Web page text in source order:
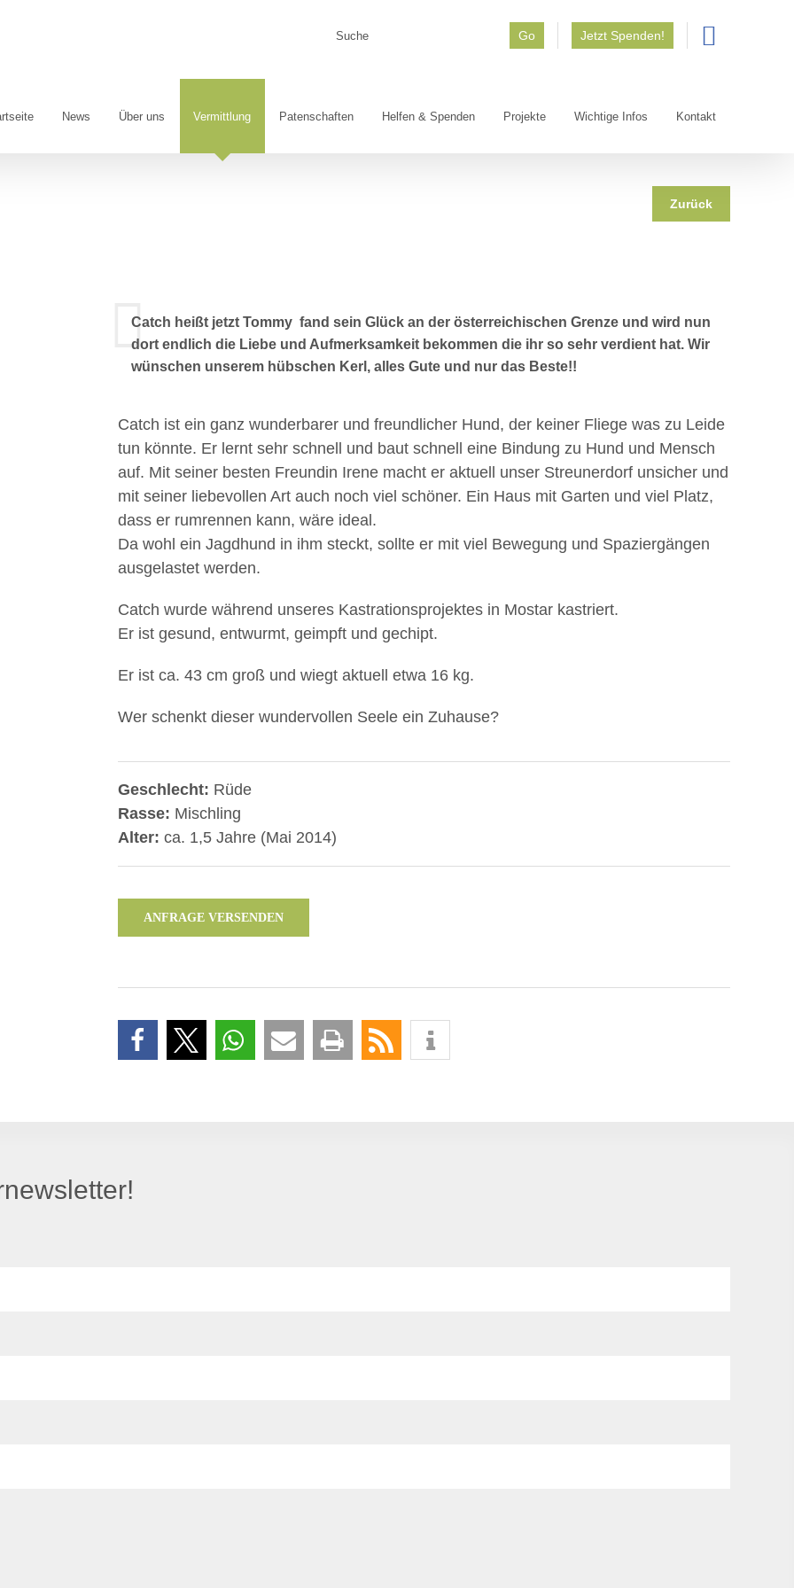
Go Jetzt Spenden!
News Über uns Vermittlung Patenschaften Helfen & Spenden Projekte Wichtige Infos Kontakt
Zurück
Catch heißt jetzt Tommy fand sein Glück an der österreichischen Grenze und wird nun
dort endlich die Liebe und Aufmerksamkeit bekommen die ihr so sehr verdient hat. Wir
wünschen unserem hübschen Kerl, alles Gute und nur das Beste!!
Catch ist ein ganz wunderbarer und freundlicher Hund, der keiner Fliege was zu Leide
tun könnte. Er lernt sehr schnell und baut schnell eine Bindung zu Hund und Mensch
auf. Mit seiner besten Freundin Irene macht er aktuell unser Streunerdorf unsicher und
mit seiner liebevollen Art auch noch viel schöner. Ein Haus mit Garten und viel Platz,
dass er rumrennen kann, wäre ideal.
Da wohl ein Jagdhund in ihm steckt, sollte er mit viel Bewegung und Spaziergängen
ausgelastet werden.
Catch wurde während unseres Kastrationsprojektes in Mostar kastriert.
Er ist gesund, entwurmt, geimpft und gechipt.
Er ist ca. 43 cm groß und wiegt aktuell etwa 16 kg.
Wer schenkt dieser wundervollen Seele ein Zuhause?
Geschlecht: Rüde
Rasse: Mischling
Alter: ca. 1,5 Jahre (Mai 2014)
ANFRAGE VERSENDEN